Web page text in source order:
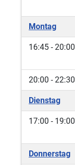
Montag
16:45 - 20:00
20:00 - 22:30
Dienstag
17:00 - 19:00
Donnerstag